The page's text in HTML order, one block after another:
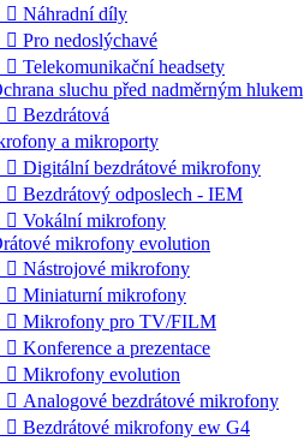
 Náhradní díly
 Pro nedoslýchavé
 Telekomunikační headsety
sluchu před nadměrným hlukem
 Bezdrátová
a mikroporty
 Digitální bezdrátové mikrofony
 Bezdrátový odposlech - IEM
 Vokální mikrofony
mikrofony evolution
 Nástrojové mikrofony
 Miniaturní mikrofony
 Mikrofony pro TV/FILM
 Konference a prezentace
 Mikrofony evolution
 Analogové bezdrátové mikrofony
 Bezdrátové mikrofony ew G4